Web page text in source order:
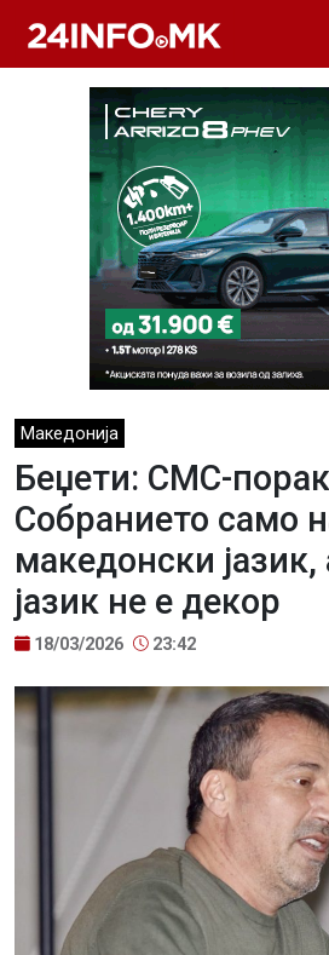
Македонија
Беџети: СМС-
Собранието само
македонски
јазик не е декор
18/03/2026 23:42